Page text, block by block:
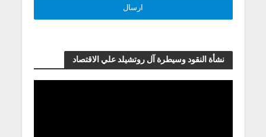
نشأة النقود وسيطرة آل روتشيلد علي الاقتصاد